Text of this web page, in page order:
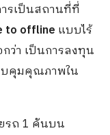
รเป็นสถานที่ที่
to offline แบบไร้
ว่า เป็นการลงทุน
บคุมคุณภาพใน
รถ 1 คันบน